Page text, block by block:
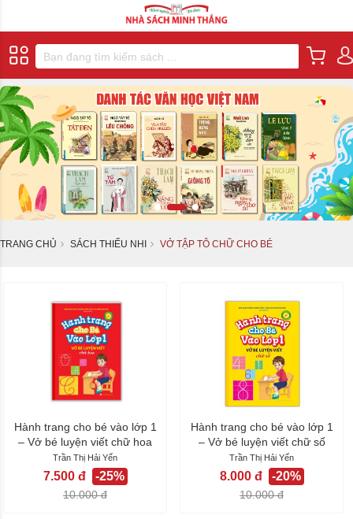
TRANG CHỦ SÁCH THIẾU NHI VỞ TẬP TÔ CHỮ CHO BÉ
Hành trang cho bé vào lớp 1
– Vở bé luyện viết chữ hoa
Trần Thị Hải Yến
7.500 đ -25%
10.000 đ
Hành trang cho bé vào lớp 1
– Vở bé luyện viết chữ số
Trần Thị Hải Yến
8.000 đ -20%
10.000 đ